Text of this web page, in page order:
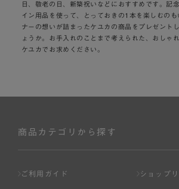
日、敬老の日、新築祝いなどにおすすめです。記
イン用品を使って、とっておきの1本を楽しむのも
ナーの想いが詰まったケユカの商品をプレゼント
ょうか。お手入れのことまで考えられた、おしゃ
ケユカでお求めください。
商品カテゴリから探す
ご利用ガイド ショップ